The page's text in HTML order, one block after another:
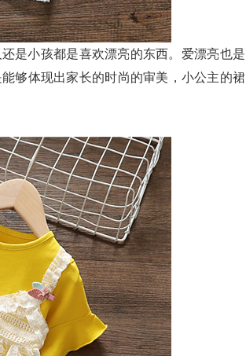
是小孩都是喜欢漂亮的东西。爱漂亮也是
够体现出家长的时尚的审美，小公主的裙